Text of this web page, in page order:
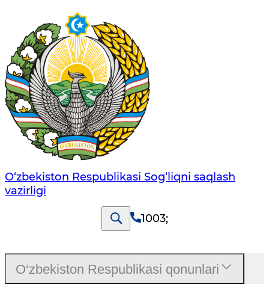
O‘zbеkistоn Rеspublikаsi Sоg‘liqni saqlash
vаzirligi
1003;
O‘zbekiston Respublikasi qonunlari